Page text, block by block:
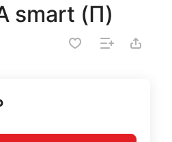
smart (П)